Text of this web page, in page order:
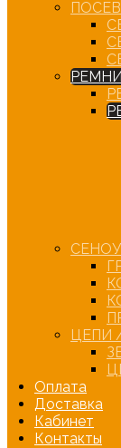
ЦЕПИ
Оплата
Доставка
Кабинет
Контакты